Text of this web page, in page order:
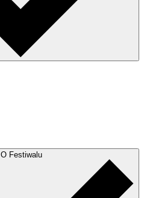
O Festiwalu